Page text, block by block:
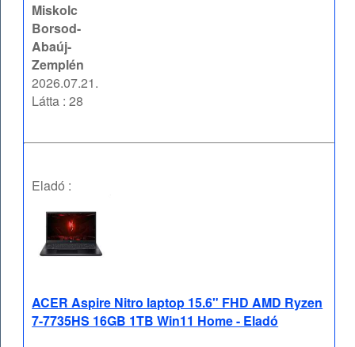
Miskolc
Borsod-
Abaúj-
Zemplén
2026.07.21.
Látta : 28
Eladó :
ACER Aspire Nitro laptop 15.6" FHD AMD Ryzen
7-7735HS 16GB 1TB Win11 Home - Eladó